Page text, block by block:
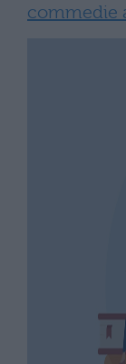
commedie